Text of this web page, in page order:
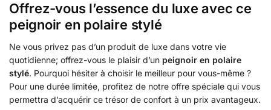
Offrez-vous l’essence du luxe avec ce
peignoir en polaire stylé
Ne vous privez pas d’un produit de luxe dans votre vie
quotidienne; offrez-vous le plaisir d’un peignoir en polaire
stylé. Pourquoi hésiter à choisir le meilleur pour vous-même ?
Pour une durée limitée, profitez de notre offre spéciale qui vous
permettra d’acquérir ce trésor de confort à un prix avantageux.